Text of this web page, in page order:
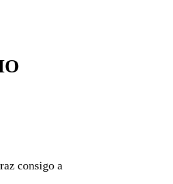
consigo a